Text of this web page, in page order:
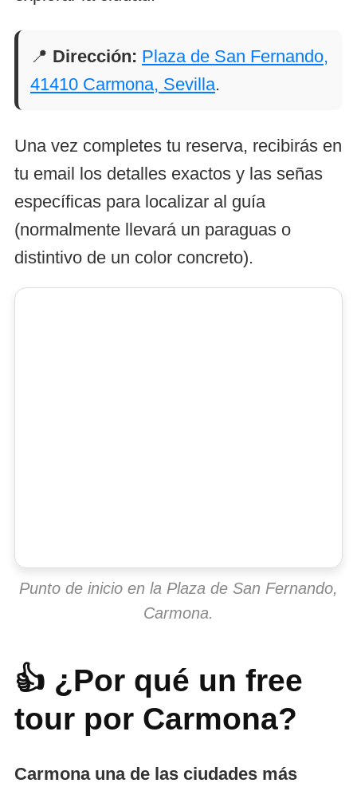
📍 Dirección: Plaza de San Fernando,
41410 Carmona, Sevilla.
Una vez completes tu reserva, recibirás en
tu email los detalles exactos y las señas
específicas para localizar al guía
(normalmente llevará un paraguas o
distintivo de un color concreto).
Punto de inicio en la Plaza de San Fernando,
Carmona.
👍 ¿Por qué un free
tour por Carmona?
Carmona una de las ciudades más